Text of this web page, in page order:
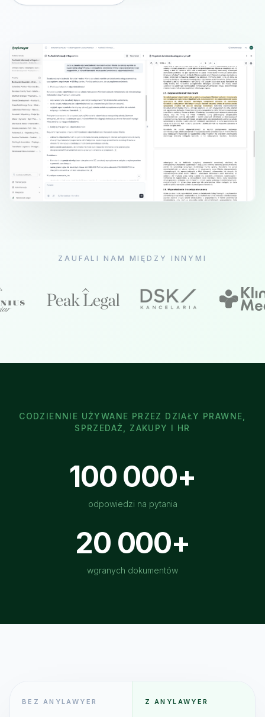
ZAUFALI NAM MIĘDZY INNYMI
CODZIENNIE UŻYWANE PRZEZ DZIAŁY PRAWNE,
SPRZEDAŻ, ZAKUPY I HR
100 000+
odpowiedzi na pytania
20 000+
wgranych dokumentów
BEZ ANYLAWYER Z ANYLAWYER